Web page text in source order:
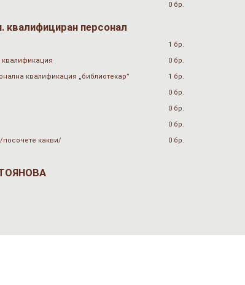
0 бр.
квалифициран персонал
1 бр.
0 бр.
квалификация „библиотекар”
1 бр.
0 бр.
0 бр.
0 бр.
какви/
0 бр.